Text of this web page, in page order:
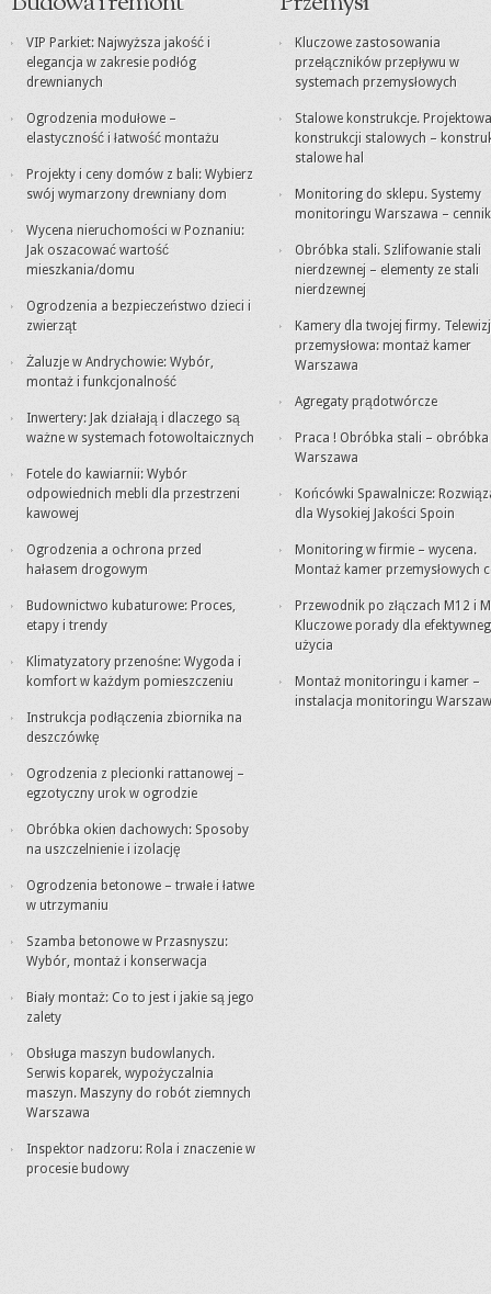
VIP Parkiet: Najwyższa jakość i
elegancja w zakresie podłóg
drewnianych
Ogrodzenia modułowe –
elastyczność i łatwość montażu
Projekty i ceny domów z bali: Wybierz
swój wymarzony drewniany dom
Wycena nieruchomości w Poznaniu:
Jak oszacować wartość
mieszkania/domu
Ogrodzenia a bezpieczeństwo dzieci i
zwierząt
Żaluzje w Andrychowie: Wybór,
montaż i funkcjonalność
Inwertery: Jak działają i dlaczego są
ważne w systemach fotowoltaicznych
Fotele do kawiarnii: Wybór
odpowiednich mebli dla przestrzeni
kawowej
Ogrodzenia a ochrona przed
hałasem drogowym
Budownictwo kubaturowe: Proces,
etapy i trendy
Klimatyzatory przenośne: Wygoda i
komfort w każdym pomieszczeniu
Instrukcja podłączenia zbiornika na
deszczówkę
Ogrodzenia z plecionki rattanowej –
egzotyczny urok w ogrodzie
Obróbka okien dachowych: Sposoby
na uszczelnienie i izolację
Ogrodzenia betonowe – trwałe i łatwe
w utrzymaniu
Szamba betonowe w Przasnyszu:
Wybór, montaż i konserwacja
Biały montaż: Co to jest i jakie są jego
zalety
Obsługa maszyn budowlanych.
Serwis koparek, wypożyczalnia
maszyn. Maszyny do robót ziemnych
Warszawa
Inspektor nadzoru: Rola i znaczenie w
procesie budowy
Kluczowe zastosowania
przełączników przepływu w
systemach przemysłowych
Stalowe konstrukcje.
konstrukcji stalowych –
stalowe hal
Monitoring do sklepu. Systemy
monitoringu Warszawa – cennik
Obróbka stali. Szlifowanie stali
nierdzewnej – elementy ze stali
nierdzewnej
Kamery dla twojej firmy.
przemysłowa: montaż kamer
Warszawa
Agregaty prądotwórcze
Praca ! Obróbka stali – obróbka
Warszawa
Końcówki Spawalnicze:
dla Wysokiej Jakości Spoin
Monitoring w firmie – wycena.
Montaż kamer przemysłowych
Przewodnik po złączach M12 i
Kluczowe porady dla
użycia
Montaż monitoringu i kamer –
instalacja monitoringu